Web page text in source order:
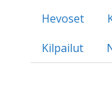
Hevoset
Kilpailut